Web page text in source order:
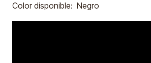
Color disponible: Negro